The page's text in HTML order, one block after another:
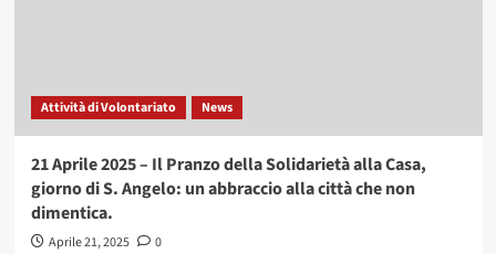
Attività di Volontariato News
21 Aprile 2025 – Il Pranzo della Solidarietà alla Casa,
giorno di S. Angelo: un abbraccio alla città che non
dimentica.
Aprile 21, 2025 0